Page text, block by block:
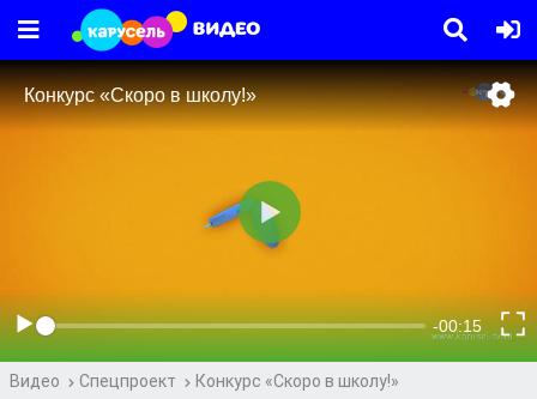
Видео Спецпроект Конкурс «Скоро в школу!»